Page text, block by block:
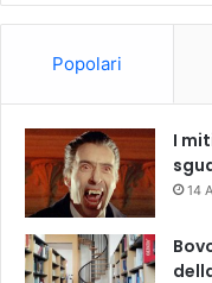
Popolari
I
14